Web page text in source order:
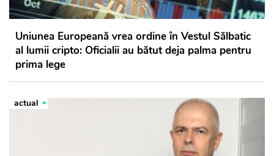
Uniunea Europeană vrea ordine în Vestul Sălbatic
al lumii cripto: Oficialii au bătut deja palma pentru
prima lege
actual